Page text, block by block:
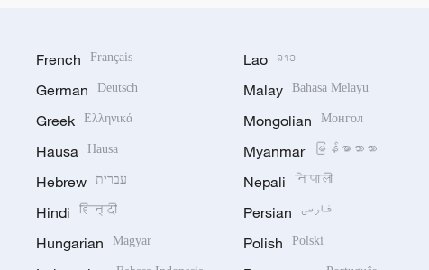
French Français
German Deutsch
Greek Ελληνικά
Hausa Hausa
Hebrew עברית
Hindi हिन्दी
Hungarian Magyar
Lao ລາວ
Malay Bahasa Melayu
Mongolian Монгол
Myanmar မြန်မာဘာသာ
Nepali नेपाली
Persian فارسی
Polish Polski